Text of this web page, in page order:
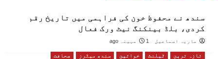
سندھ نے محفوظ خون کی فراہمی میں تاریخ رقم
کردی، بلڈ بینکنگ نیٹ ورک فعال
ماریہ اسماعیل 1 مہینہ ago
تازہ ترین ٹیلنٹ خواتین سندھ میٹرز صحافت